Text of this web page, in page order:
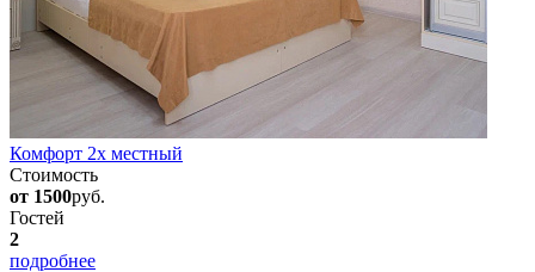
Комфорт 2х местный
Стоимость
от 1500руб.
Гостей
2
подробнее